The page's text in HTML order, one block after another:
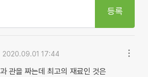
등록
2020.09.01 17:44
관을 짜는데 최고의 재료인 것은